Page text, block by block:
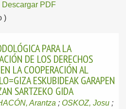
Descargar PDF
)
PARA LA
DE LOS DERECHOS
LA COOPERACIÓN AL
ESKUBIDEAK GARAPEN
SARTZEKO GIDA
Arantza ; OSKOZ, Josu ;